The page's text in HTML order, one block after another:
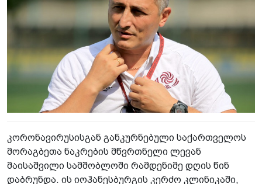
კორონავირუსისგან განკურნებული საქართველოს
მორაგბეთა ნაკრების მწვრთნელი ლევან
მაისაშვილი სამშობლოში რამდენიმე დღის წინ
დაბრუნდა. ის იოჰანესბურგის კერძო კლინიკაში,